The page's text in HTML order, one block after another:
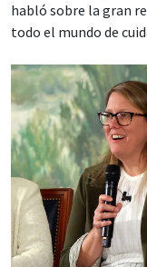
habló sobre la gran
todo el mundo de